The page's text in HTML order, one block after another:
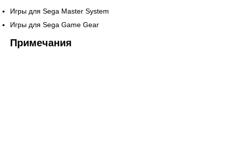
Игры для Sega Master System
Игры для Sega Game Gear
Примечания